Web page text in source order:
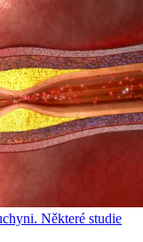
Některé studie